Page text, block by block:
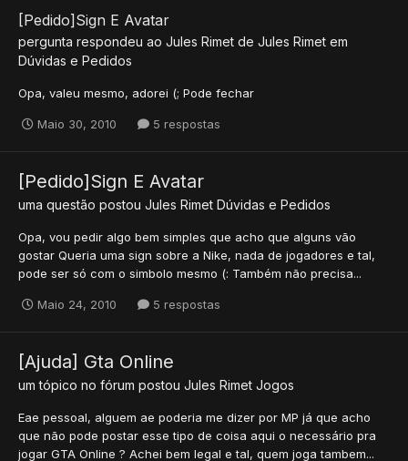
[Pedido]Sign E Avatar
pergunta respondeu ao Jules Rimet de Jules Rimet em
Dúvidas e Pedidos
Opa, valeu mesmo, adorei (; Pode fechar
Maio 30, 2010 5 respostas
[Pedido]Sign E Avatar
uma questão postou Jules Rimet Dúvidas e Pedidos
Opa, vou pedir algo bem simples que acho que alguns vão
gostar Queria uma sign sobre a Nike, nada de jogadores e tal,
pode ser só com o simbolo mesmo (: Também não precisa...
Maio 24, 2010 5 respostas
[Ajuda] Gta Online
um tópico no fórum postou Jules Rimet Jogos
Eae pessoal, alguem ae poderia me dizer por MP já que acho
que não pode postar esse tipo de coisa aqui o necessário pra
jogar GTA Online ? Achei bem legal e tal, quem joga tambem...